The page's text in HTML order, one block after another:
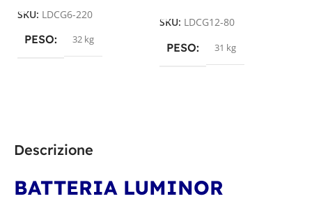
Descrizione
BATTERIA LUMINOR
SKU: LDCG6-220
PESO 32 kg
SKU: LDCG12-80
PESO 31 kg